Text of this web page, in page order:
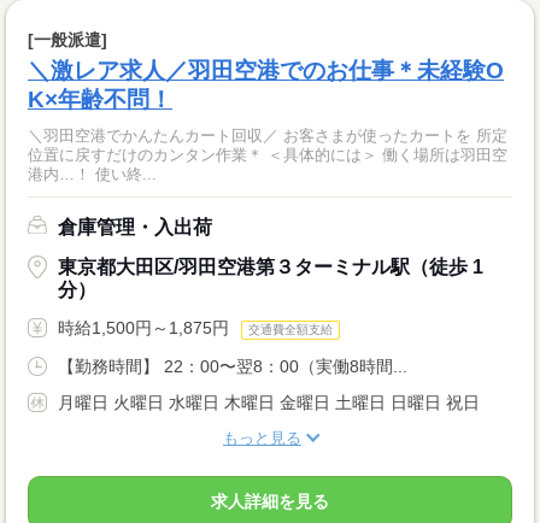
[一般派遣]
＼激レア求人／羽田空港でのお仕事＊未経験O
K×年齢不問！
＼羽田空港でかんたんカート回収／ お客さまが使ったカートを 所定
位置に戻すだけのカンタン作業＊ ＜具体的には＞ 働く場所は羽田空
港内…！ 使い終...
倉庫管理・入出荷
東京都大田区/羽田空港第３ターミナル駅（徒歩 1
分）
時給1,500円～1,875円 交通費全額支給
【勤務時間】 22：00〜翌8：00（実働8時間...
月曜日 火曜日 水曜日 木曜日 金曜日 土曜日 日曜日 祝日
もっと見る
求人詳細を見る